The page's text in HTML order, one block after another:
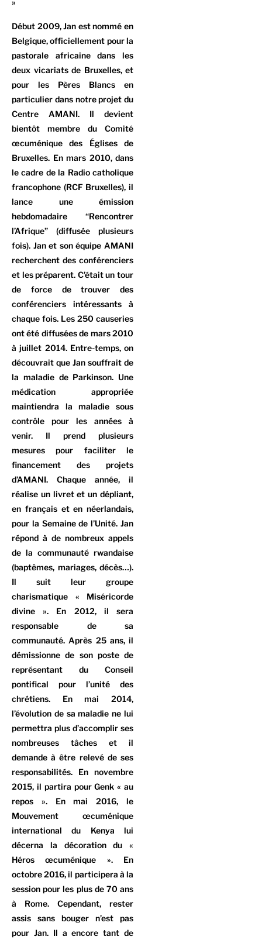
Début 2009, Jan est nommé en
Belgique, officiellement pour la
pastorale africaine dans les
deux vicariats de Bruxelles, et
pour les Pères Blancs en
particulier dans notre projet du
Centre AMANI. Il devient
bientôt membre du Comité
œcuménique des Églises de
Bruxelles. En mars 2010, dans
le cadre de la Radio catholique
francophone (RCF Bruxelles), il
lance une émission
hebdomadaire “Rencontrer
l’Afrique” (diffusée plusieurs
fois). Jan et son équipe AMANI
recherchent des conférenciers
et les préparent. C’était un tour
de force de trouver des
conférenciers intéressants à
chaque fois. Les 250 causeries
ont été diffusées de mars 2010
à juillet 2014. Entre-temps, on
découvrait que Jan souffrait de
la maladie de Parkinson. Une
médication appropriée
maintiendra la maladie sous
contrôle pour les années à
venir. Il prend plusieurs
mesures pour faciliter le
financement des projets
d’AMANI. Chaque année, il
réalise un livret et un dépliant,
en français et en néerlandais,
pour la Semaine de l’Unité. Jan
répond à de nombreux appels
de la communauté rwandaise
(baptêmes, mariages, décès…).
Il suit leur groupe
charismatique « Miséricorde
divine ». En 2012, il sera
responsable de sa
communauté. Après 25 ans, il
démissionne de son poste de
représentant du Conseil
pontifical pour l’unité des
chrétiens. En mai 2014,
l’évolution de sa maladie ne lui
permettra plus d’accomplir ses
nombreuses tâches et il
demande à être relevé de ses
responsabilités. En novembre
2015, il partira pour Genk « au
repos ». En mai 2016, le
Mouvement œcuménique
international du Kenya lui
décerna la décoration du «
Héros œcuménique ». En
octobre 2016, il participera à la
session pour les plus de 70 ans
à Rome. Cependant, rester
assis sans bouger n’est pas
pour Jan. Il a encore tant de